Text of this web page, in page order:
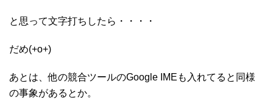
と思って文字打ちしたら・・・・
だめ(+o+)
あとは、他の競合ツールのGoogle IMEも入れてると同様
の事象があるとか。